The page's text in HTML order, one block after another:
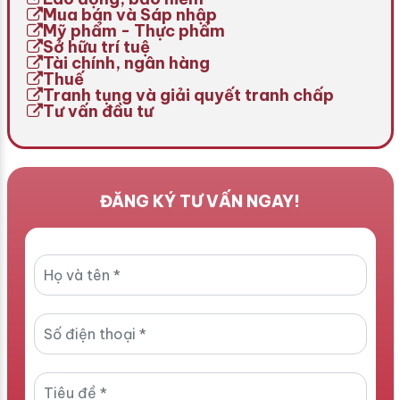
Mua bán và Sáp nhập
Mỹ phẩm - Thực phẩm
Sở hữu trí tuệ
Tài chính, ngân hàng
Thuế
Tranh tụng và giải quyết tranh chấp
Tư vấn đầu tư
ĐĂNG KÝ TƯ VẤN NGAY!